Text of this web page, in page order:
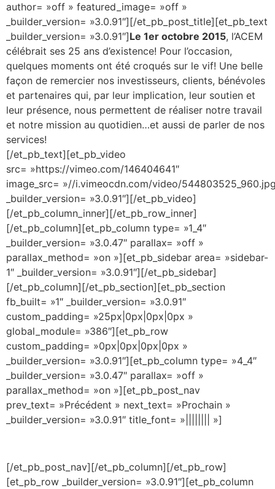
author= »off » featured_image= »off »
_builder_version= »3.0.91″][/et_pb_post_title][et_pb_text
_builder_version= »3.0.91″]Le 1er octobre 2015, l’ACEM
célébrait ses 25 ans d’existence! Pour l’occasion,
quelques moments ont été croqués sur le vif! Une belle
façon de remercier nos investisseurs, clients, bénévoles
et partenaires qui, par leur implication, leur soutien et
leur présence, nous permettent de réaliser notre travail
et notre mission au quotidien…et aussi de parler de nos
services!
[/et_pb_text][et_pb_video
src= »https://vimeo.com/146404641″
image_src= »//i.vimeocdn.com/video/
_builder_version= »3.0.91″][/et_pb_video]
[/et_pb_column_inner][/et_pb_row_inner]
[/et_pb_column][et_pb_column type= »1_4″
_builder_version= »3.0.47″ parallax= »off »
parallax_method= »on »][et_pb_sidebar area= »sidebar-
1″ _builder_version= »3.0.91″][/et_pb_sidebar]
[/et_pb_column][/et_pb_section][et_pb_section
fb_built= »1″ _builder_version= »3.0.91″
custom_padding= »25px|0px|0px|0px »
global_module= »386″][et_pb_row
custom_padding= »0px|0px|0px|0px »
_builder_version= »3.0.91″][et_pb_column type= »4_4″
_builder_version= »3.0.47″ parallax= »off »
parallax_method= »on »][et_pb_post_nav
prev_text= »Précédent » next_text= »Prochain »
_builder_version= »3.0.91″ title_font= »|||||||| »]
[/et_pb_post_nav][/et_pb_column][/et_pb_row]
[et_pb_row _builder_version= »3.0.91″][et_pb_column